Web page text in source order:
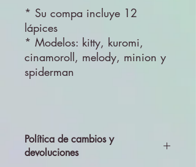
* Su compa incluye 12
lápices
* Modelos: kitty, kuromi,
cinamoroll, melody, minion y
spiderman
Política de cambios y
devoluciones